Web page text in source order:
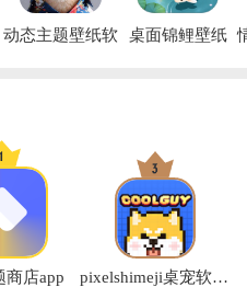
动态主题壁纸软
桌面锦鲤壁纸
商店app pixelshimeji桌宠软件( Pixel Shimeji - Desktop Pet)